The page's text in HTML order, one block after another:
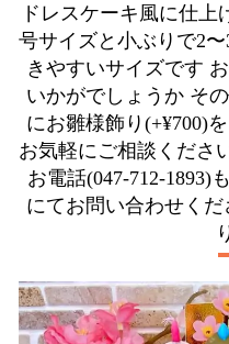
ドレスケーキ風に仕
号サイズと小ぶりで2
きやすいサイズです
いかがでしょうか そ
にお雛様飾り(+¥700)
お気軽にご相談く
お電話(047-712-1893)
にてお問い合わせく